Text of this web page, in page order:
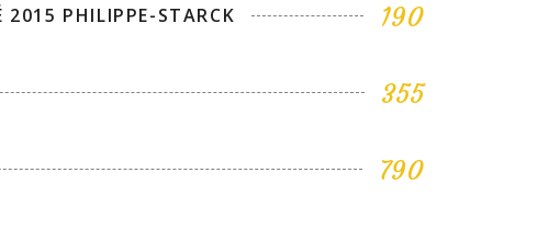
2015 PHILIPPE-STARCK 190
355
790